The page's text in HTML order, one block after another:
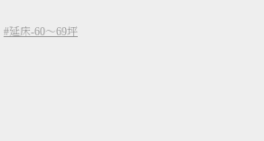
延床-60～69坪